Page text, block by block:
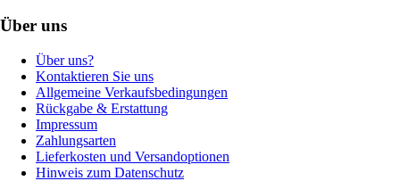
Über uns
Über uns?
Kontaktieren Sie uns
Allgemeine Verkaufsbedingungen
Rückgabe & Erstattung
Impressum
Zahlungsarten
Lieferkosten und Versandoptionen
Hinweis zum Datenschutz